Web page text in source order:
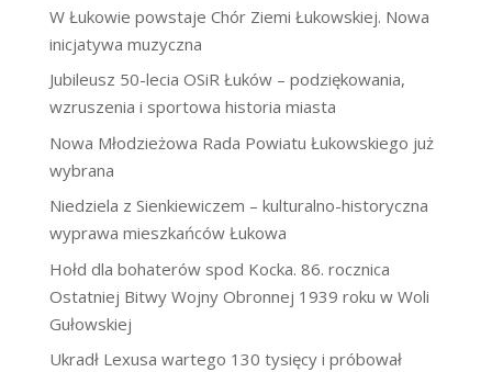
W Łukowie powstaje Chór Ziemi Łukowskiej. Nowa
inicjatywa muzyczna
Jubileusz 50-lecia OSiR Łuków – podziękowania,
wzruszenia i sportowa historia miasta
Nowa Młodzieżowa Rada Powiatu Łukowskiego już
wybrana
Niedziela z Sienkiewiczem – kulturalno-historyczna
wyprawa mieszkańców Łukowa
Hołd dla bohaterów spod Kocka. 86. rocznica
Ostatniej Bitwy Wojny Obronnej 1939 roku w Woli
Gułowskiej
Ukradł Lexusa wartego 130 tysięcy i próbował